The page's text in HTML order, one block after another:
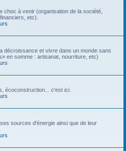
choc à venir (organisation de la société,
etc).
décroissance et vivre dans un monde sans
en somme : artisanat, nourriture, etc)
écoconstruction... c'est ici.
sources d'énergie ainsi que de leur